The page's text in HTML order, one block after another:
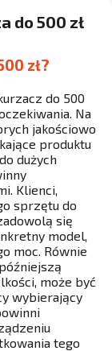
do 500 zł
zł?
do 500
Na
jakościowo
produktu
dużych
Klienci,
sprzętu do
się
model,
moc. Równie
może być
wybierający
tego